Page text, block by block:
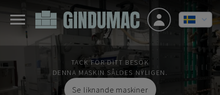
TACK FÖR DITT BESÖK
DENNA MASKIN SÅLDES NYLIGEN.
Se liknande maskiner